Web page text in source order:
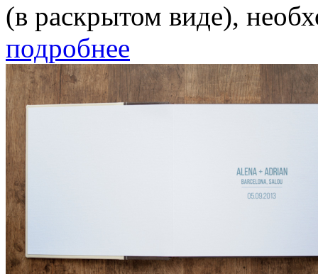
(в раскрытом виде),
подробнее